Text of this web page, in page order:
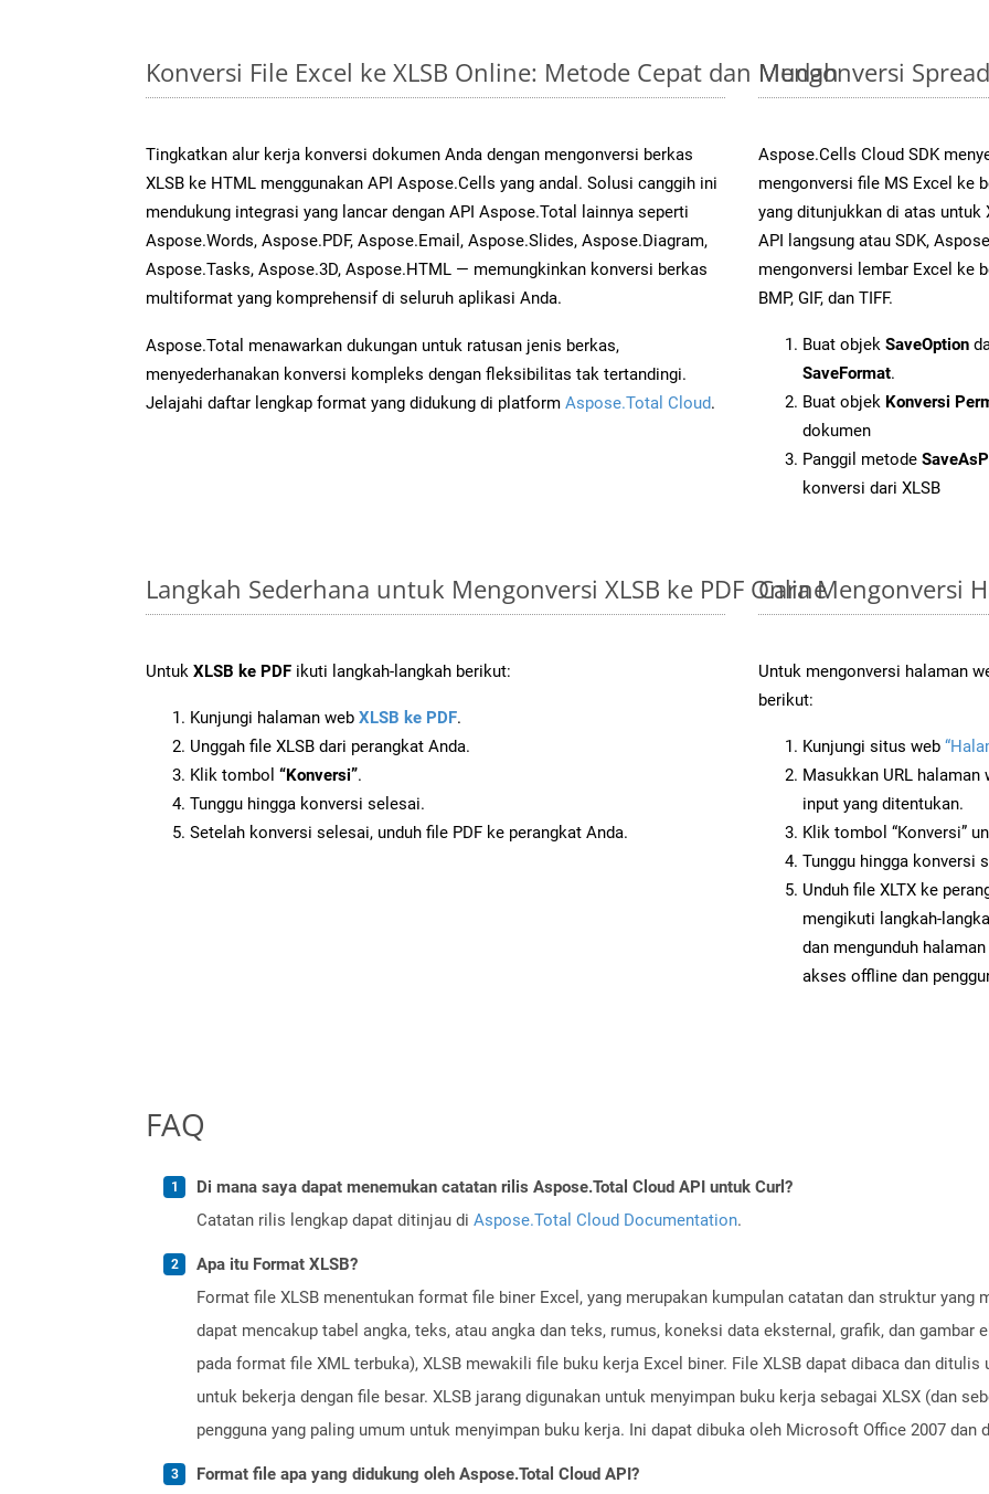
Konversi File Excel ke XLSB Online: Metode Cepat dan Mudah
Tingkatkan alur kerja konversi dokumen Anda dengan mengonversi berkas
XLSB ke HTML menggunakan API Aspose.Cells yang andal. Solusi canggih ini
mendukung integrasi yang lancar dengan API Aspose.Total lainnya seperti
Aspose.Words, Aspose.PDF, Aspose.Email, Aspose.Slides, Aspose.Diagram,
Aspose.Tasks, Aspose.3D, Aspose.HTML — memungkinkan konversi berkas
multiformat yang komprehensif di seluruh aplikasi Anda.
Aspose.Total menawarkan dukungan untuk ratusan jenis berkas,
menyederhanakan konversi kompleks dengan fleksibilitas tak tertandingi.
Jelajahi daftar lengkap format yang didukung di platform Aspose.Total Cloud.
Mengonversi
Aspose.Cells Cloud SDK
mengonversi file MS Excel ke
yang ditunjukkan di atas untuk
API langsung atau SDK,
mengonversi lembar Excel ke
BMP, GIF, dan TIFF.
Buat objek SaveOption
SaveFormat.
Buat objek Konversi
dokumen
Panggil metode
konversi dari XLSB
Langkah Sederhana untuk Mengonversi XLSB ke PDF Online
Untuk XLSB ke PDF ikuti langkah-langkah berikut:
Kunjungi halaman web XLSB ke PDF.
Unggah file XLSB dari perangkat Anda.
Klik tombol “Konversi”.
Tunggu hingga konversi selesai.
Setelah konversi selesai, unduh file PDF ke perangkat Anda.
Cara Mengonversi
Untuk mengonversi halaman
berikut:
Kunjungi situs web
Masukkan URL
input yang ditentukan.
Klik tombol “Konversi”
Tunggu hingga konversi
Unduh file XLTX ke
mengikuti langkah-
dan mengunduh
akses offline dan
FAQ
Di mana saya dapat menemukan catatan rilis Aspose.Total Cloud API untuk Curl?
Catatan rilis lengkap dapat ditinjau di Aspose.Total Cloud Documentation.
Apa itu Format XLSB?
Format file XLSB menentukan format file biner Excel, yang merupakan kumpulan catatan dan struktur yang
dapat mencakup tabel angka, teks, atau angka dan teks, rumus, koneksi data eksternal, grafik, dan gambar
pada format file XML terbuka), XLSB mewakili file buku kerja Excel biner. File XLSB dapat dibaca dan
untuk bekerja dengan file besar. XLSB jarang digunakan untuk menyimpan buku kerja sebagai XLSX (dan
pengguna yang paling umum untuk menyimpan buku kerja. Ini dapat dibuka oleh Microsoft Office 2007 dan
Format file apa yang didukung oleh Aspose.Total Cloud API?